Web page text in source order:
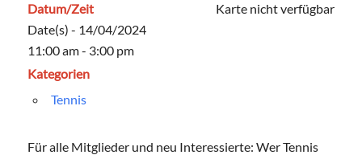
Karte nicht verfügbar
Datum/Zeit
Date(s) - 14/04/2024
11:00 am - 3:00 pm
Kategorien
Tennis
Für alle Mitglieder und neu Interessierte: Wer Tennis